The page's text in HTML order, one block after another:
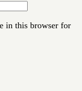
in this browser for